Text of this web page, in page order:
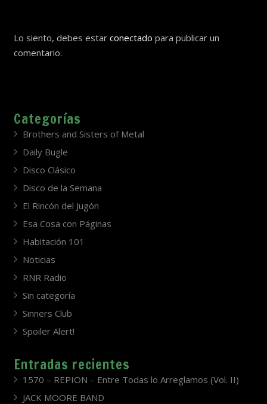
Lo siento, debes estar conectado para publicar un
comentario.
Categorías
Brothers and Sisters of Metal
Daily Bugle
Disco Clásico
Disco de la Semana
El Rincón del Jugón
Esa Cosa con Páginas
Habitación 101
Noticias
RNR Radio
Sin categoría
Sinners Club
Spoiler Alert!
Entradas recientes
1570 – REPION – Entre Todas lo Arreglamos (Vol. II)
JACK MOORE BAND